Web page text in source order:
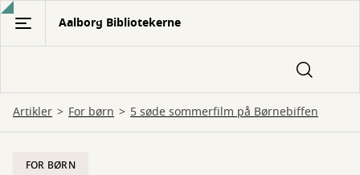
Gå
hovedindhold
Aalborg Bibliotekerne
Artikler For børn 5 søde sommerfilm på Børnebiffen
FOR BØRN